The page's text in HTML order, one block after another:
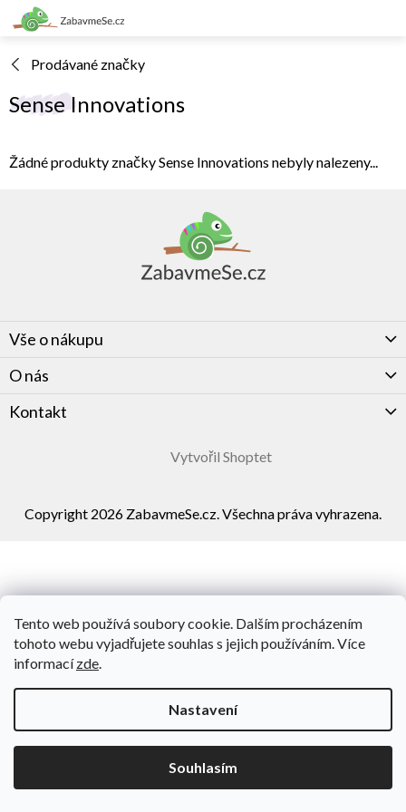
Tento web používá soubory cookie. Dalším procházením
tohoto webu vyjadřujete souhlas s jejich používáním. Více
informacízde.
Nastavení
Souhlasím
Přejít
na
Prodávané značky
Sense Innovations
Žádné produkty značkySense Innovations nebyly nalezeny...
Vše o nákupu
O nás
Kontakt
Vytvořil Shoptet
Copyright 2026 ZabavmeSe.cz. Všechna práva vyhrazena.